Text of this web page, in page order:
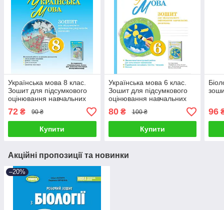
Українська мова 8 клас.
Зошит для підсумкового
оцінювання навчальних
досягнень. Заболотний
О.В.
72 ₴ 90 ₴
Купити
Українська мова 6 клас.
Зошит для підсумкового
оцінювання навчальних
досягнень. Заболотний
О.В.
80₴ 100 ₴
Купити
96
Акційні пропозиції та новинки
–20%